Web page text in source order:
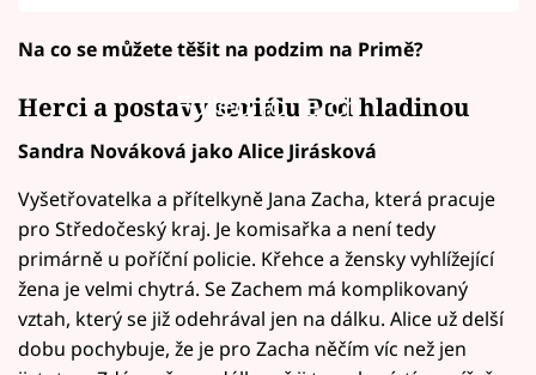
Na co se můžete těšit na podzim na Primě?
Failed to fetch
Herci a postavy seriálu Pod hladinou
Sandra Nováková jako Alice Jirásková
Vyšetřovatelka a přítelkyně Jana Zacha, která pracuje
pro Středočeský kraj. Je komisařka a není tedy
primárně u poříční policie. Křehce a žensky vyhlížející
žena je velmi chytrá. Se Zachem má komplikovaný
vztah, který se již odehrával jen na dálku. Alice už delší
dobu pochybuje, že je pro Zacha něčím víc než jen